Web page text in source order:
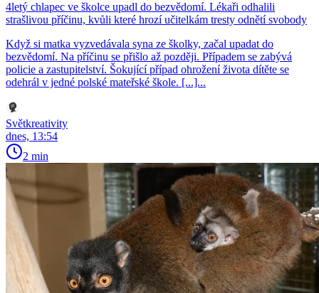
4letý chlapec ve školce upadl do bezvědomí. Lékaři odhalili
strašlivou příčinu, kvůli které hrozí učitelkám tresty odnětí svobody
Když si matka vyzvedávala syna ze školky, začal upadat do
bezvědomí. Na příčinu se přišlo až později. Případem se zabývá
policie a zastupitelství. Šokující případ ohrožení života dítěte se
odehrál v jedné polské mateřské škole. [...]...
Světkreativity
dnes, 13:54
2 min